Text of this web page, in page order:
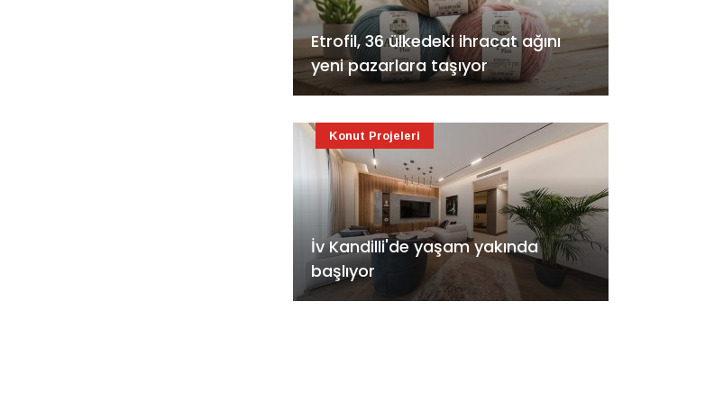
Etrofil, 36 ülkedeki ihracat ağını
yeni pazarlara taşıyor
İv Kandilli'de yaşam yakında
başlıyor
Konut Projeleri